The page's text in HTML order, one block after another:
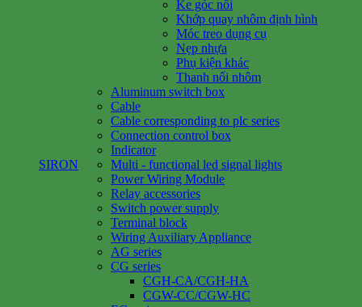
Ke góc nổi
Khớp quay nhôm định hình
Móc treo dụng cụ
Nẹp nhựa
Phụ kiện khác
Thanh nối nhôm
SIRON
Aluminum switch box
Cable
Cable corresponding to plc series
Connection control box
Indicator
Multi - functional led signal lights
Power Wiring Module
Relay accessories
Switch power supply
Terminal block
Wiring Auxiliary Appliance
AG series
CG series
CGH-CA/CGH-HA
CGW-CC/CGW-HC